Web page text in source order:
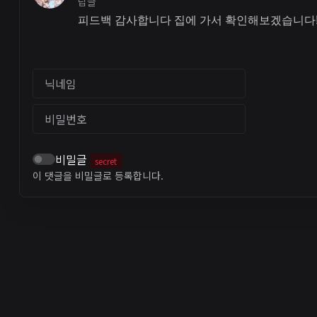
피드백 감사합니다 집에 가서 확인해보겠습니다
닉네임
비밀번호
비밀글 secret
이 댓글을 비밀글로 등록합니다.